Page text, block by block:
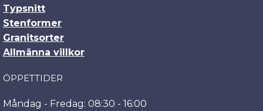
Typsnitt
Stenformer
Granitsorter
Allmänna villkor
ÖPPETTIDER
Måndag - Fredag: 08:30 - 16:00